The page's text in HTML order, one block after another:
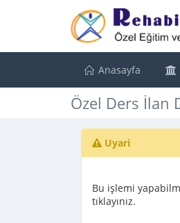
Anasayfa
Özel Ders İlan
Uyari
Bu işlemi
tıklayınız.